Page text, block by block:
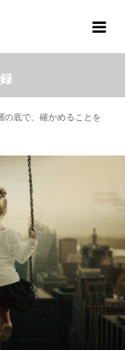
の底で、確かめることを